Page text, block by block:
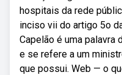
hospitais da rede
inciso vii do artigo 5o
Capelão é uma palavra
e se refere a um
que possui. Web — o